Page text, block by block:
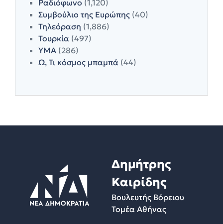
Ραδιόφωνο (1,120)
Συμβούλιο της Ευρώπης (40)
Τηλεόραση (1,886)
Τουρκία (497)
ΥΜΑ (286)
Ω, Τι κόσμος μπαμπά (44)
Δημήτρης
Καιρίδης
Βουλευτής Βόρειου
Τομέα Αθήνας